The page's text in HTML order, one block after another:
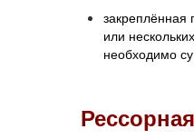
закреплённая
или
необходимо